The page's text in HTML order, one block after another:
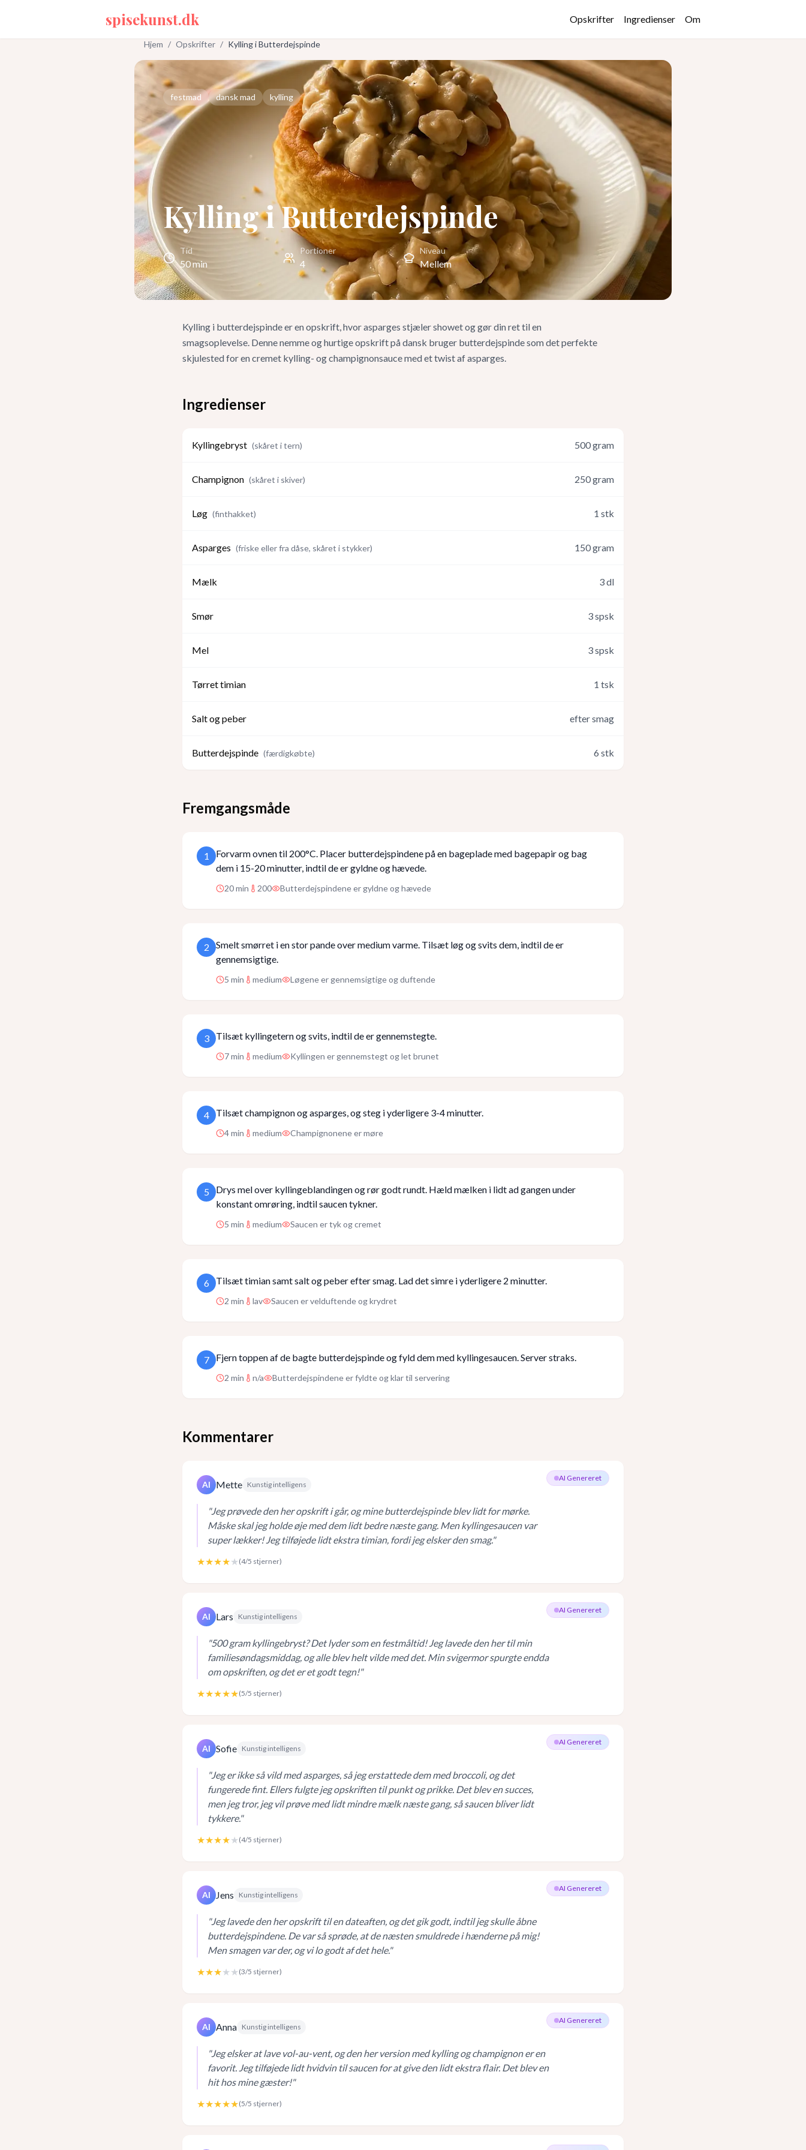
spisekunst.dk Opskrifter Ingredienser Om
Hjem / Opskrifter / Kylling i Butterdejspinde
festmad dansk mad kylling
Kylling i Butterdejspinde
Tid
50min
Portioner
4
Niveau
Mellem
Kylling i butterdejspinde er en opskrift, hvor asparges stjæler showet og gør din ret til en
smagsoplevelse. Denne nemme og hurtige opskrift på dansk bruger butterdejspinde som det perfekte
skjulested for en cremet kylling- og champignonsauce med et twist af asparges.
Ingredienser
Kyllingebryst (skåret i tern) 500gram
Champignon (skåret i skiver) 250gram
Løg (finthakket) 1 stk
Asparges (friske eller fra dåse, skåret i stykker) 150gram
Mælk 3dl
Smør 3spsk
Mel 3spsk
Tørret timian 1 tsk
Salt og peber efter smag
Butterdejspinde (færdigkøbte) 6 stk
Fremgangsmåde
1
Forvarm ovnen til 200°C. Placer butterdejspindene på en bageplade med bagepapir og bag
dem i 15-20 minutter, indtil de er gyldne og hævede.
20min 200 Butterdejspindene er gyldne og hævede
2
Smelt smørret i en stor pande over medium varme. Tilsæt løg og svits dem, indtil de er
gennemsigtige.
5 min medium Løgene er gennemsigtige og duftende
3 Tilsæt kyllingetern og svits, indtil de er gennemstegte.
7min medium Kyllingen er gennemstegt og let brunet
4 Tilsæt champignon og asparges, og steg i yderligere 3-4 minutter.
4min medium Champignonene er møre
5
Drys mel over kyllingeblandingen og rør godt rundt. Hæld mælken i lidt ad gangen under
konstant omrøring, indtil saucen tykner.
5 min medium Saucen er tyk og cremet
6 Tilsæt timian samt salt og peber efter smag. Lad det simre i yderligere 2 minutter.
2 min lav Saucen er velduftende og krydret
7 Fjern toppen af de bagte butterdejspinde og fyld dem med kyllingesaucen. Server straks.
2 min n/a Butterdejspindene er fyldte og klar til servering
Kommentarer
AI Genereret
AI Mette Kunstig intelligens
"Jeg prøvede den her opskrift i går, og mine butterdejspinde blev lidt for mørke.
Måske skal jeg holde øje med dem lidt bedre næste gang. Men kyllingesaucen var
super lækker! Jeg tilføjede lidt ekstra timian, fordi jeg elsker den smag."
★★★★★ (4/5 stjerner)
AI Genereret
AI Lars Kunstig intelligens
"500 gram kyllingebryst? Det lyder som en festmåltid! Jeg lavede den her til min
familiesøndagsmiddag, og alle blev helt vilde med det. Min svigermor spurgte endda
om opskriften, og det er et godt tegn!"
★★★★★(5/5 stjerner)
AI Genereret
AI Sofie Kunstig intelligens
"Jeg er ikke så vild med asparges, så jeg erstattede dem med broccoli, og det
fungerede fint. Ellers fulgte jeg opskriften til punkt og prikke. Det blev en succes,
men jeg tror, jeg vil prøve med lidt mindre mælk næste gang, så saucen bliver lidt
tykkere."
★★★★★ (4/5 stjerner)
AI Genereret
AI Jens Kunstig intelligens
"Jeg lavede den her opskrift til en dateaften, og det gik godt, indtil jeg skulle åbne
butterdejspindene. De var så sprøde, at de næsten smuldrede i hænderne på mig!
Men smagen var der, og vi lo godt af det hele."
★★★★★ (3/5 stjerner)
AI Genereret
AI Anna Kunstig intelligens
"Jeg elsker at lave vol-au-vent, og den her version med kylling og champignon er en
favorit. Jeg tilføjede lidt hvidvin til saucen for at give den lidt ekstra flair. Det blev en
hit hos mine gæster!"
★★★★★(5/5 stjerner)